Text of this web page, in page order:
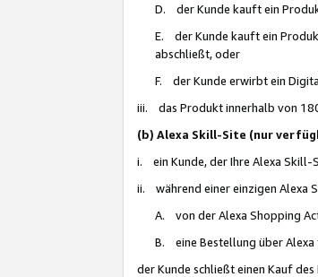
D. der Kunde kauft ein
E. der Kunde kauft ein
abschließt, oder
F. der Kunde erwirbt ein
iii. das Produkt innerhalb von
(b) Alexa Skill-Site (nur
i. ein Kunde, der Ihre Alexa Skill-
ii. während einer einzigen Alexa
A. von der Alexa Shopping
B. eine Bestellung über Alexa
der Kunde schließt einen Kauf